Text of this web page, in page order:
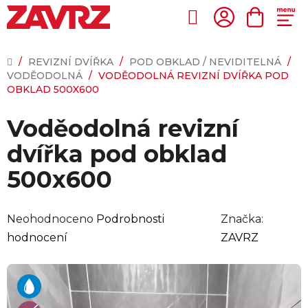
Přejít
na
Hledat
KOŠÍK
DOMŮ
/ REVIZNÍ DVÍŘKA / POD OBKLAD / NEVIDITELNÁ /
VODĚODOLNÁ / VODĚODOLNÁ REVIZNÍ DVÍŘKA POD
OBKLAD 500X600
Voděodolná revizní
dvířka pod obklad
500x600
Průměrné
hodnocení
0,0
Neohodnoceno Podrobnosti
hodnocení
Značka:
ZAVRZ